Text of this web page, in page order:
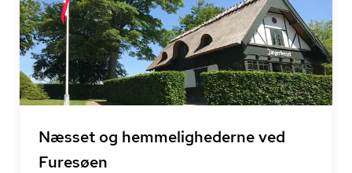
Næsset og hemmelighederne ved
Furesøen